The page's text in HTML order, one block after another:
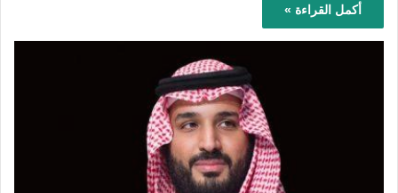
أكمل القراءة »